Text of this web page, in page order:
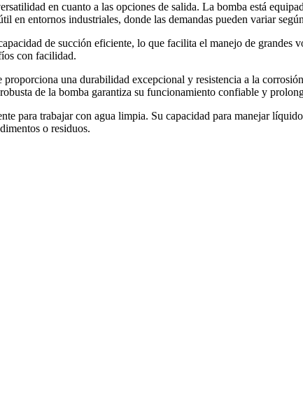
en cuanto a las opciones de salida. La bomba está
en entornos industriales, donde las demandas pueden variar
de succión eficiente, lo que facilita el manejo de grandes
con facilidad.
una durabilidad excepcional y resistencia a la
de la bomba garantiza su funcionamiento confiable y
para trabajar con agua limpia. Su capacidad para manejar
o residuos.